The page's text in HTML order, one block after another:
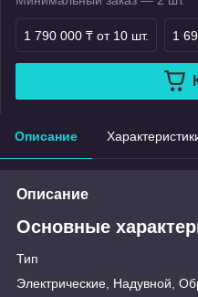
1 790 000 ₸ от 10 шт. 1
Описание
Описание
Основные
Тип
Электрические, Надувной,